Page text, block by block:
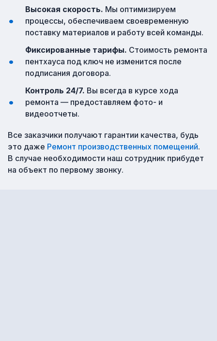
Высокая скорость. Мы оптимизируем
процессы, обеспечиваем своевременную
поставку материалов и работу всей команды.
Фиксированные тарифы. Стоимость ремонта
пентхауса под ключ не изменится после
подписания договора.
Контроль 24/7. Вы всегда в курсе хода
ремонта — предоставляем фото- и
видеоотчеты.
Все заказчики получают гарантии качества, будь
это даже Ремонт производственных помещений.
В случае необходимости наш сотрудник прибудет
на объект по первому звонку.